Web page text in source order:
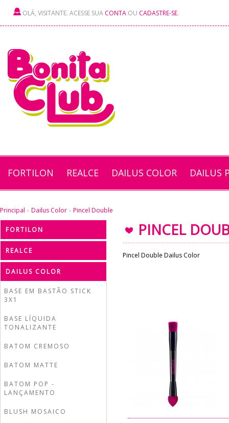
OLÁ, VISITANTE. ACESSE SUA CONTA OU CADASTRE-SE.
FORTILON REALCE DAILUS COLOR DAILUS
Principal » Dailus Color » Pincel Double
FORTILON
REALCE
DAILUS COLOR
BASE EM BASTÃO STICK
3X1
BASE LÍQUIDA
TONALIZANTE
BATOM CREMOSO
BATOM MATTE
BATOM POP -
LANÇAMENTO
BLUSH MOSAICO
PINCEL
Pincel Double Dailus Color